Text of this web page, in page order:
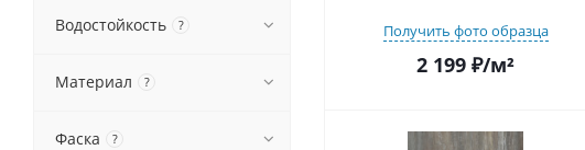
Получить фото образца
2 199 ₽/м²
Водостойкость ?
Материал ?
Фаска ?